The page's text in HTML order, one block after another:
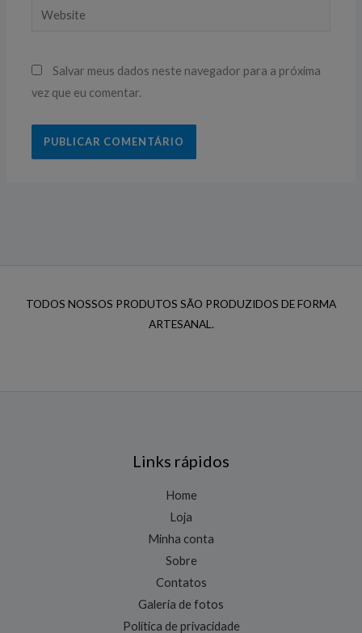
Website
Salvar meus dados neste navegador para a próxima
vez que eu comentar.
TODOS NOSSOS PRODUTOS SÃO PRODUZIDOS DE FORMA
ARTESANAL.
Links rápidos
Home
Loja
Minha conta
Sobre
Contatos
Galeria de fotos
Política de privacidade